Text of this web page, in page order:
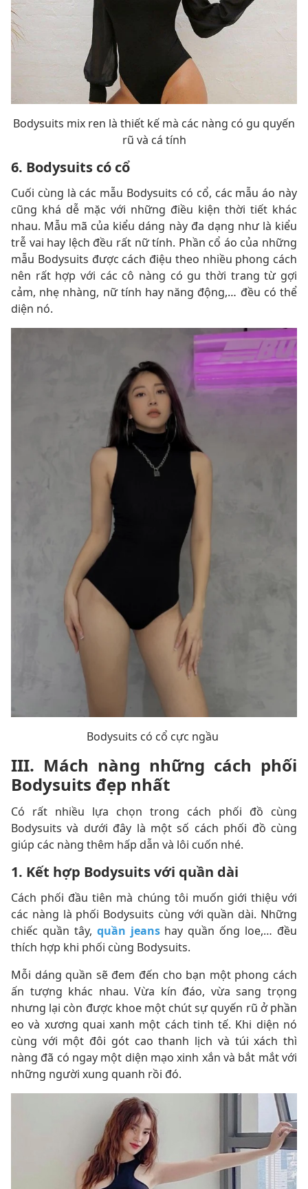
Bodysuits mix ren là thiết kế mà các nàng có gu quyến
rũ và cá tính
6. Bodysuits có cổ
Cuối cùng là các mẫu Bodysuits có cổ, các mẫu áo này
cũng khá dễ mặc với những điều kiện thời tiết khác
nhau. Mẫu mã của kiểu dáng này đa dạng như là kiểu
trễ vai hay lệch đều rất nữ tính. Phần cổ áo của những
mẫu Bodysuits được cách điệu theo nhiều phong cách
nên rất hợp với các cô nàng có gu thời trang từ gợi
cảm, nhẹ nhàng, nữ tính hay năng động,… đều có thể
diện nó.
Bodysuits có cổ cực ngầu
III. Mách nàng những cách phối
Bodysuits đẹp nhất
Có rất nhiều lựa chọn trong cách phối đồ cùng
Bodysuits và dưới đây là một số cách phối đồ cùng
giúp các nàng thêm hấp dẫn và lôi cuốn nhé.
1. Kết hợp Bodysuits với quần dài
Cách phối đầu tiên mà chúng tôi muốn giới thiệu với
các nàng là phối Bodysuits cùng với quần dài. Những
chiếc quần tây, quần jeanshay quần ống loe,… đều
thích hợp khi phối cùng Bodysuits.
Mỗi dáng quần sẽ đem đến cho bạn một phong cách
ấn tượng khác nhau. Vừa kín đáo, vừa sang trọng
nhưng lại còn được khoe một chút sự quyến rũ ở phần
eo và xương quai xanh một cách tinh tế. Khi diện nó
cùng với một đôi gót cao thanh lịch và túi xách thì
nàng đã có ngay một diện mạo xinh xắn và bắt mắt với
những người xung quanh rồi đó.